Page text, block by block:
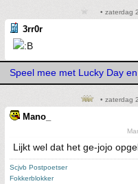
• zaterdag
3rr0r
Speel mee met Lucky Day
• zaterdag
Mano_
Lijkt wel dat het ge-jojo
Scjvb Postpoetser
Fokkerblokker